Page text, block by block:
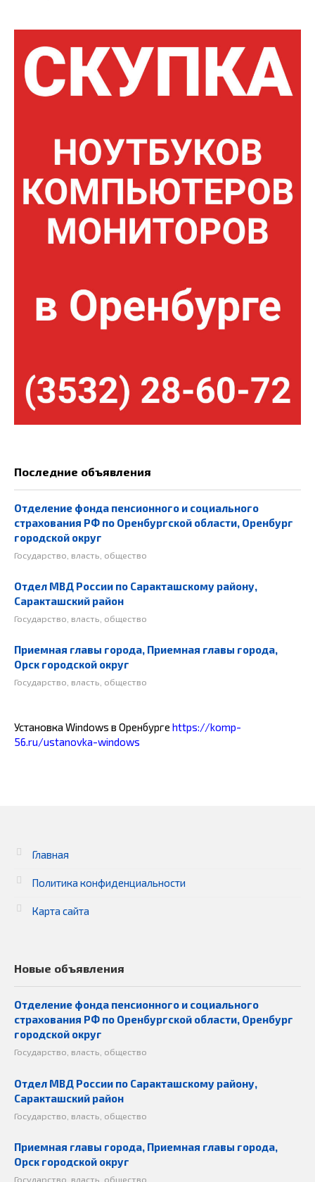
Последние объявления
Отделение фонда пенсионного и социального
страхования РФ по Оренбургской области, Оренбург
городской округ
Государство, власть, общество
Отдел МВД России по Саракташскому району,
Саракташский район
Государство, власть, общество
Приемная главы города, Приемная главы города,
Орск городской округ
Государство, власть, общество
Установка Windows в Оренбурге https://komp-
56.ru/ustanovka-windows
Главная
Политика конфиденциальности
Карта сайта
Новые объявления
Отделение фонда пенсионного и социального
страхования РФ по Оренбургской области, Оренбург
городской округ
Государство, власть, общество
Отдел МВД России по Саракташскому району,
Саракташский район
Государство, власть, общество
Приемная главы города, Приемная главы города,
Орск городской округ
Государство, власть, общество